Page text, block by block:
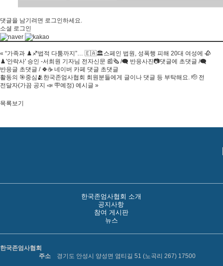
댓글을 남기려면 로그인하세요.
소셜 로그인
« “가족과 ♟️♐법적 다툼까지”… 🇪🇦🏛스페인 법원, 성폭행 피해 20대 여성에 🥀
♟️'안락사' 승인 -서희원 기자님 전자신문 📰🗞 /🗨 반응사진📷댓글에 초댓글 /🗨
반응글 초댓글 / 🍀☕ 네이버 카페 댓글 초댓글
활동의 🎯중심🫂한국존엄사협회 회원분들에게 글이나 댓글 등 부탁해요. 🫡 전
전달자(가끔 공지 📣 🪧예정) 예시글 »
목록보기
한국존엄사협회 소개
공지사항
참여 게시판
뉴스
한국존엄사협회
주소
경기도 안성시 양성면 염티길 51 (노곡리 267) 17500